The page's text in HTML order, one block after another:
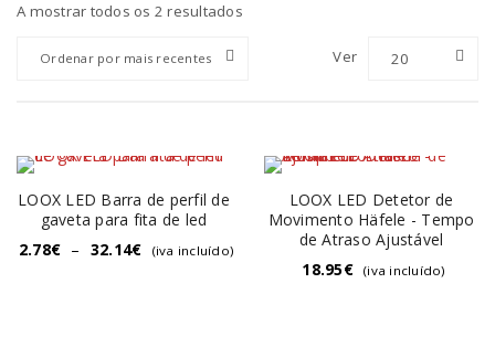
A mostrar todos os 2 resultados
Ordenar por mais recentes Ver 20
LOOX LED Barra de perfil de
gaveta para fita de led
2.78€ – 32.14€ (iva incluído)
LOOX LED Detetor de
Movimento Häfele - Tempo
de Atraso Ajustável
18.95€ (iva incluído)